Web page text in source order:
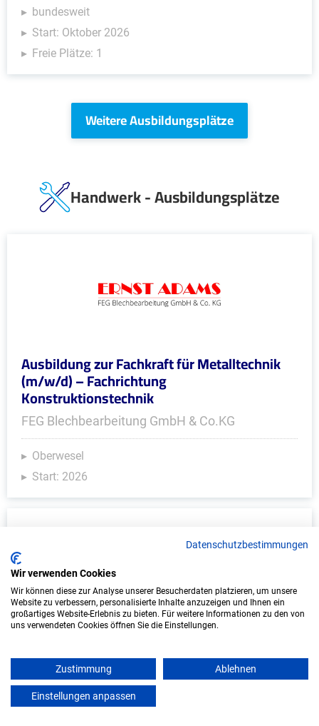
bundesweit
Start: Oktober 2026
Freie Plätze: 1
Weitere Ausbildungsplätze
Handwerk - Ausbildungsplätze
Ausbildung zur Fachkraft für Metalltechnik
(m/w/d) – Fachrichtung
Konstruktionstechnik
FEG Blechbearbeitung GmbH & Co.KG
Oberwesel
Start: 2026
Ausbildung zum Konstruktionsmechaniker
(m/w/d) Fachrichtung Feinblechbau
FEG Blechbearbeitung GmbH & Co.KG
Datenschutzbestimmungen
Wir verwenden Cookies
Wir können diese zur Analyse unserer Besucherdaten platzieren, um unsere
Website zu verbessern, personalisierte Inhalte anzuzeigen und Ihnen ein
großartiges Website-Erlebnis zu bieten. Für weitere Informationen zu den von
uns verwendeten Cookies öffnen Sie die Einstellungen.
Zustimmung Ablehnen
Einstellungen anpassen